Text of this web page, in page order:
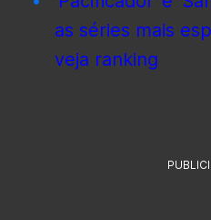
as séries mais
veja ranking